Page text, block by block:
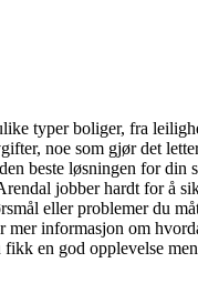
typer boliger, fra
noe som gjør det
beste løsningen for din
jobber hardt for å
eller problemer du
informasjon om
en god opplevelse